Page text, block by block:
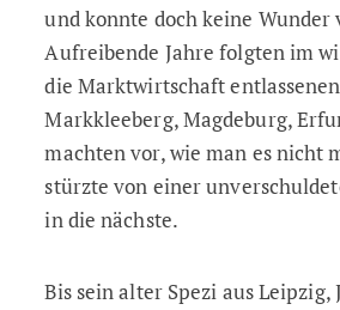
und konnte doch keine
Aufreibende Jahre folgten im
die Marktwirtschaft
Markkleeberg, Magdeburg,
machten vor, wie man es nicht
stürzte von einer
in die nächste.
Bis sein alter Spezi aus Leipzig,